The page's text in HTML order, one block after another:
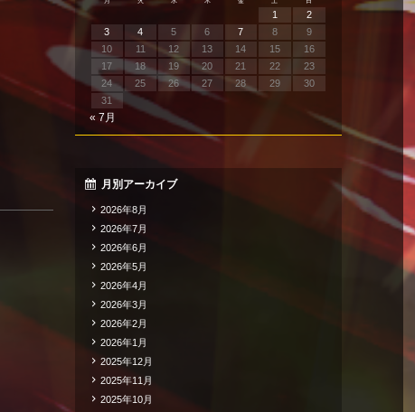
1
2
3
4 5 6 7 8
9
10
11 12 13 14 15
16
17
18 19 20 21 22
23
24
25 26 27 28 29
30
31
« 7月
月別アーカイブ
2026年8月
2026年7月
2026年6月
2026年5月
2026年4月
2026年3月
2026年2月
2026年1月
2025年12月
2025年11月
2025年10月